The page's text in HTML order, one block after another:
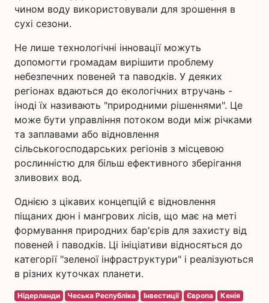
чином воду використовували для зрошення в
сухі сезони.
Не лише технологічні інновації можуть
допомогти громадам вирішити проблему
небезпечних повеней та паводків. У деяких
регіонах вдаються до екологічних втручань -
іноді їх називають "природними рішеннями". Це
може бути управління потоком води між річками
та заплавами або відновлення
сільськогосподарських регіонів з місцевою
рослинністю для більш ефективного зберігання
зливових вод.
Однією з цікавих концепцій є відновлення
піщаних дюн і мангрових лісів, що має на меті
формування природних бар'єрів для захисту від
повеней і паводків. Ці ініціативи відносяться до
категорії "зеленої інфраструктури" і реалізуються
в різних куточках планети.
Нідерланди Чеська Республіка Інвестиції Європа
Кенія